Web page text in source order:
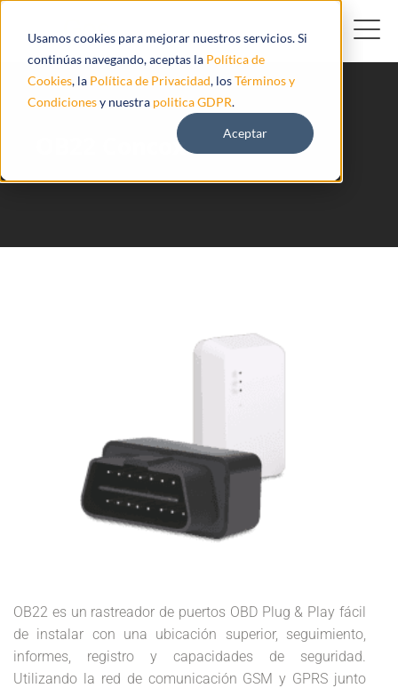
Usamos cookies para mejorar nuestros servicios. Si
continúas navegando, aceptas la Política de
Cookies, la Política de Privacidad, losTérminos y
Condicionesy nuestra politica GDPR.
Aceptar
OB22 Concox
OB22 es un rastreador de puertos OBD Plug & Play fácil
de instalar con una ubicación superior, seguimiento,
informes, registro y capacidades de seguridad.
Utilizando la red de comunicación GSM y GPRS junto